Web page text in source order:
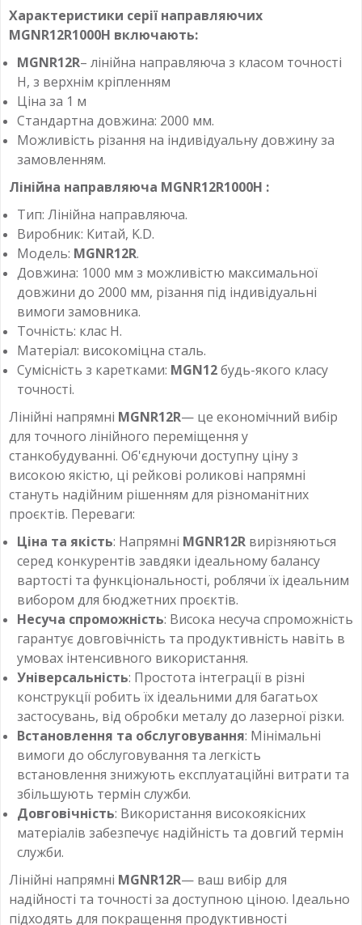
Характеристики серії направляючих
MGNR12R1000H включають:
MGNR12R– лінійна направляюча з класом точності
H, з верхнім кріпленням
Ціна за 1 м
Стандартна довжина: 2000 мм.
Можливість різання на індивідуальну довжину за
замовленням.
Лінійна направляюча MGNR12R1000H :
Тип: Лінійна направляюча.
Виробник: Китай, K.D.
Модель: MGNR12R.
Довжина: 1000 мм з можливістю максимальної
довжини до 2000 мм, різання під індивідуальні
вимоги замовника.
Точність: клас H.
Матеріал: високоміцна сталь.
Сумісність з каретками: MGN12будь-якого класу
точності.
Лінійні напрямні MGNR12R— це економічний вибір
для точного лінійного переміщення у
станкобудуванні. Об'єднуючи доступну ціну з
високою якістю, ці рейкові роликові напрямні
стануть надійним рішенням для різноманітних
проєктів. Переваги:
Ціна та якість: Напрямні MGNR12R вирізняються
серед конкурентів завдяки ідеальному балансу
вартості та функціональності, роблячи їх ідеальним
вибором для бюджетних проєктів.
Несуча спроможність: Висока несуча спроможність
гарантує довговічність та продуктивність навіть в
умовах інтенсивного використання.
Універсальність: Простота інтеграції в різні
конструкції робить їх ідеальними для багатьох
застосувань, від обробки металу до лазерної різки.
Встановлення та обслуговування: Мінімальні
вимоги до обслуговування та легкість
встановлення знижують експлуатаційні витрати та
збільшують термін служби.
Довговічність: Використання високоякісних
матеріалів забезпечує надійність та довгий термін
служби.
Лінійні напрямні MGNR12R— ваш вибір для
надійності та точності за доступною ціною. Ідеально
підходять для покращення продуктивності